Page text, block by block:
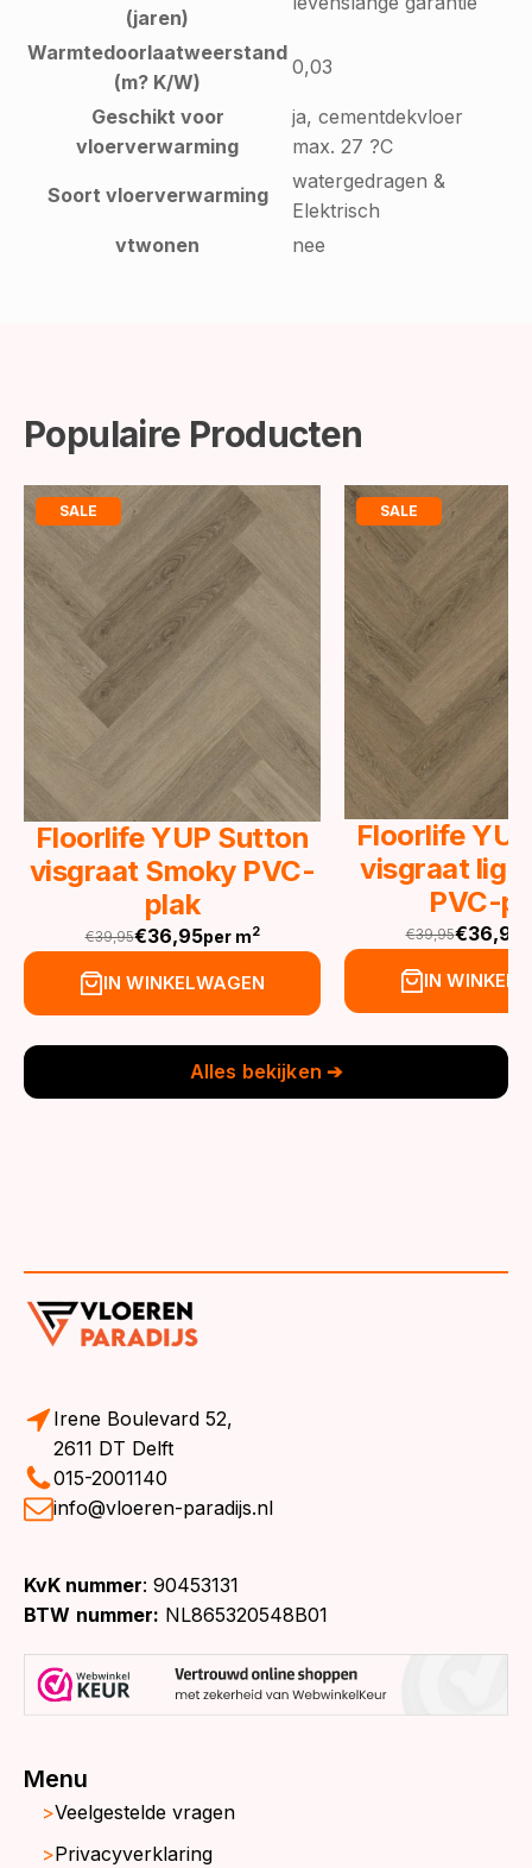
(jaren)
Warmtedoorlaatweerstand
(m? K/W)
0,03
Geschikt voor
vloerverwarming
ja, cementdekvloer
max. 27 ?C
Soort vloerverwarming
watergedragen &
Elektrisch
vtwonen
nee
Populaire Producten
SALE
Floorlife YUP Sutton
visgraat Smoky PVC-
plak
€39,95
Oorspronkelijke
prijs
€36,95
Huidige
prijs
per m2
IN WINKELWAGEN
SALE
Floorlife
visgraat
PVC-
€39,95
prijs
€36,95
Huidige
prijs
IN
Alles bekijken ➔
Irene Boulevard 52,
2611 DT Delft
015-2001140
info@vloeren-paradijs.nl
KvK nummer: 90453131
BTW nummer: NL865320548B01
Menu
Veelgestelde vragen
Privacyverklaring